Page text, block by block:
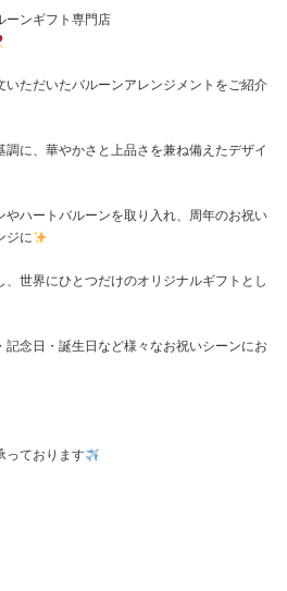
ーンギフト専門店
いただいたバルーンアレンジメントをご紹介
に、華やかさと上品さを兼ね備えたデザイ
やハートバルーンを取り入れ、周年のお祝い
ジに
世界にひとつだけのオリジナルギフトとし
念日・誕生日など様々なお祝いシーンにお
っております